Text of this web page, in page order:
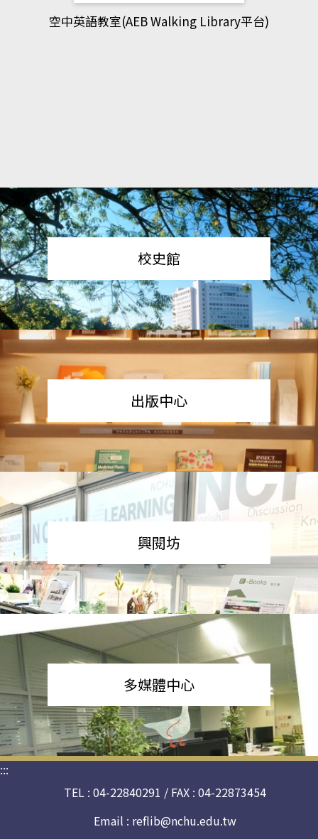
網管人(kono平台)
校史館
出版中心
興閱坊
多媒體中心
:::
TEL : 04-22840291 / FAX : 04-22873454
Email : reflib@nchu.edu.tw